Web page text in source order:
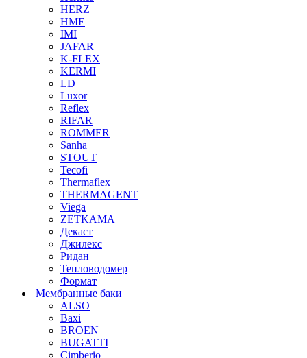
HERZ
HME
IMI
JAFAR
K-FLEX
KERMI
LD
Luxor
Reflex
RIFAR
ROMMER
Sanha
STOUT
Tecofi
Thermaflex
THERMAGENT
Viega
ZETKAMA
Декаст
Джилекс
Ридан
Тепловодомер
Формат
Мембранные баки
ALSO
Baxi
BROEN
BUGATTI
Cimberio